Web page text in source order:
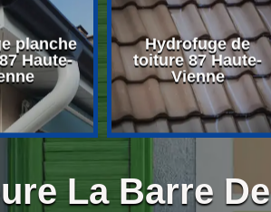
planche
Haute-
Hydrofuge de
toiture 87 Haute-
Vienne
La Barre De